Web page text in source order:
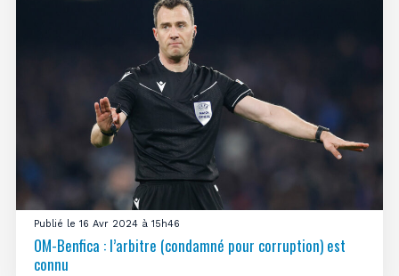
Publié le 16 Avr 2024 à 15h46
OM-Benfica : l’arbitre (condamné pour corruption) est
connu